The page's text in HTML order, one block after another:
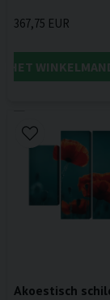
367,75 EUR
HET
Akoestisch